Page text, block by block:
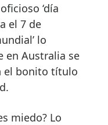
‘día
el 7 de
lo
en Australia se
el bonito título
miedo? Lo